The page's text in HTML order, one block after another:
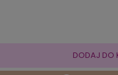
DODAJ DO